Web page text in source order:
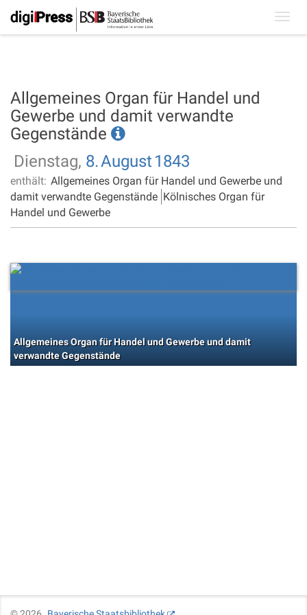
Allgemeines Organ für Handel und
Gewerbe und damit verwandte
Gegenstände
Dienstag, 8.August 1843
enthält: Allgemeines Organ für Handel und Gewerbe und
damit verwandte Gegenstände Kölnisches Organ für
Handel und Gewerbe
Allgemeines Organ für Handel und Gewerbe und damit
verwandte Gegenstände